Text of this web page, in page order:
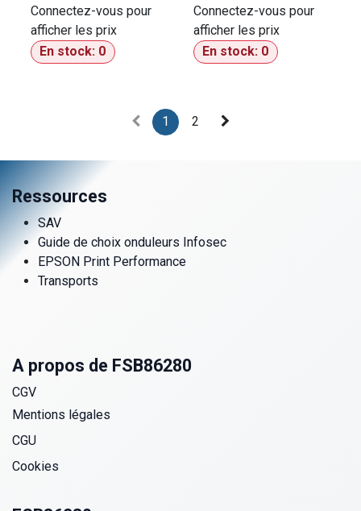
Connectez-vous pour
afficher les prix​
En stock: 0
Connectez-vous pour
afficher les prix​
En stock: 0
1 2
Ressources
SAV
Guide de choix onduleurs Infosec
EPSON Print Performance
Transports
A propos de FSB86280
CGV
Mentions légales
CGU
Cookies